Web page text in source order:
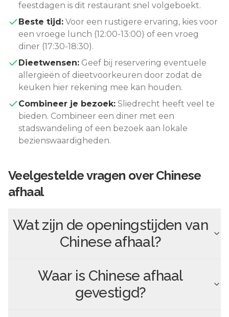
feestdagen is dit restaurant snel volgeboekt.
Beste tijd: Voor een rustigere ervaring, kies voor
een vroege lunch (12:00-13:00) of een vroeg
diner (17:30-18:30).
Dieetwensen: Geef bij reservering eventuele
allergieën of dieetvoorkeuren door zodat de
keuken hier rekening mee kan houden.
Combineer je bezoek: Sliedrecht heeft veel te
bieden. Combineer een diner met een
stadswandeling of een bezoek aan lokale
bezienswaardigheden.
Veelgestelde vragen overChinese
afhaal
Wat zijn de openingstijden van
Chinese afhaal?
Waar is Chinese afhaal
gevestigd?